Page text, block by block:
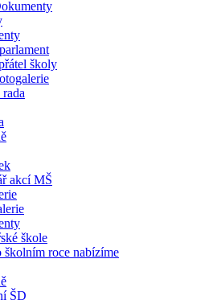
školy
akcí MŠ
škole
školním roce nabízíme
ŠD